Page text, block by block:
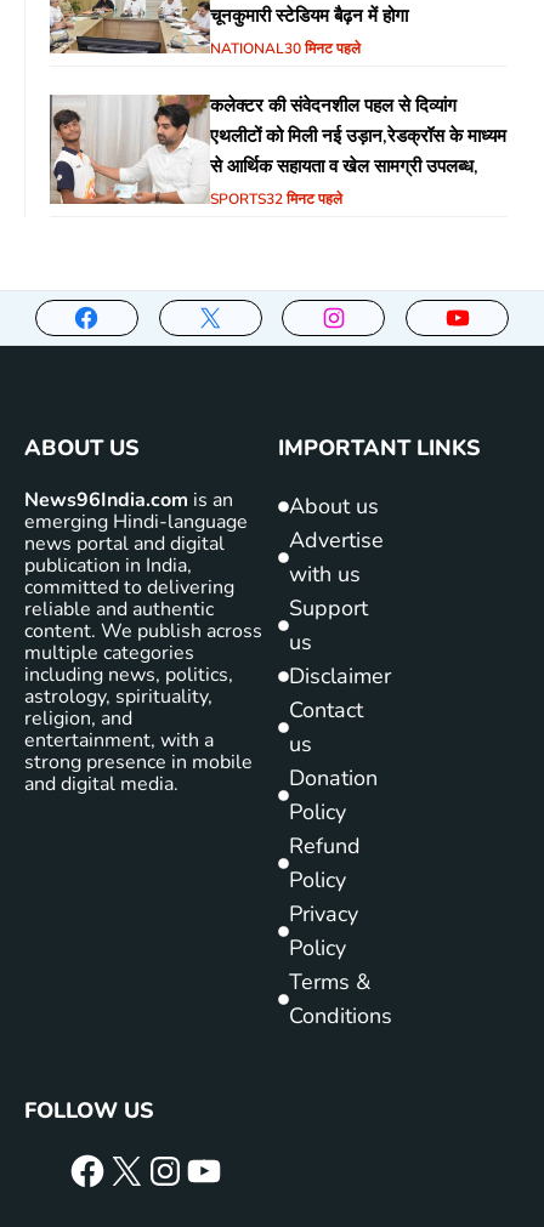
चूनकुमारी स्टेडियम बैढ़न में होगा
NATIONAL30 मिनट पहले
कलेक्टर की संवेदनशील पहल से दिव्यांग
एथलीटों को मिली नई उड़ान,रेडक्रॉस के माध्यम
से आर्थिक सहायता व खेल सामग्री उपलब्ध,
SPORTS32 मिनट पहले
ABOUT US
News96India.com is an
emerging Hindi-language
news portal and digital
publication in India,
committed to delivering
reliable and authentic
content. We publish across
multiple categories
including news, politics,
astrology, spirituality,
religion, and
entertainment, with a
strong presence in mobile
and digital media.
IMPORTANT LINKS
About us
Advertise
with us
Support
us
Disclaimer
Contact
us
Donation
Policy
Refund
Policy
Privacy
Policy
Terms &
Conditions
FOLLOW US